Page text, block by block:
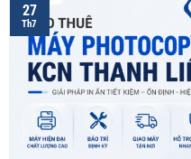
27
Th7